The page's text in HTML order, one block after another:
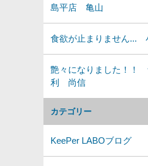
カテゴリー
KeePer LABOブログ
島平店 亀山
食欲が止まりません...
艶々になりました！
利 尚信